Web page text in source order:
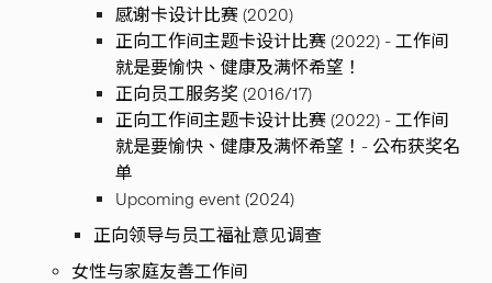
感谢卡设计比赛 (2020)
正向工作间主题卡设计比赛 (2022) - 工作间
就是要愉快、健康及满怀希望！
正向员工服务奖 (2016/17)
正向工作间主题卡设计比赛 (2022) - 工作间
就是要愉快、健康及满怀希望！- 公布获奖名
单
Upcoming event (2024)
正向领导与员工福祉意见调查
女性与家庭友善工作间